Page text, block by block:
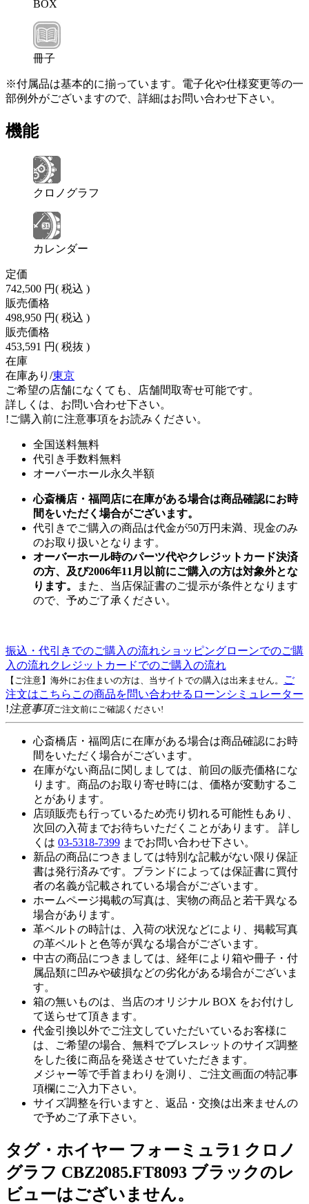
BOX
冊子
※付属品は基本的に揃っています。電子化や仕様変更等の一
部例外がございますので、詳細はお問い合わせ下さい。
機能
クロノグラフ
カレンダー
定価
742,500 円( 税込 )
販売価格
498,950 円( 税込 )
販売価格
453,591 円( 税抜 )
在庫
在庫あり/東京
ご希望の店舗になくても、店舗間取寄せ可能です。
詳しくは、お問い合わせ下さい。
!ご購入前に注意事項をお読みください。
全国送料無料
代引き手数料無料
オーバーホール永久半額
心斎橋店・福岡店に在庫がある場合は商品確認にお時
間をいただく場合がございます。
代引きでご購入の商品は代金が50万円未満、現金のみ
のお取り扱いとなります。
オーバーホール時のパーツ代やクレジットカード決済
の方、及び2006年11月以前にご購入の方は対象外とな
ります。
また、当店保証書のご提示が条件となります
ので、予めご了承ください。
振込・代引きでのご購入の流れショッピングローンでのご購
入の流れクレジットカードでのご購入の流れ
【ご注意】海外にお住まいの方は、当サイトでの購入は出来ません。
ご
注文はこちら この商品を問い合わせる ローンシミュレーター
!注意事項ご注文前にご確認ください!
心斎橋店・福岡店に在庫がある場合は商品確認にお時
間をいただく場合がございます。
在庫がない商品に関しましては、前回の販売価格にな
ります。商品のお取り寄せ時には、価格が変動するこ
とがあります。
店頭販売も行っているため売り切れる可能性もあり、
次回の入荷までお待ちいただくことがあります。 詳し
くは 03-5318-7399 までお問い合わせ下さい。
新品の商品につきましては特別な記載がない限り保証
書は発行済みです。ブランドによっては保証書に買付
者の名義が記載されている場合がございます。
ホームページ掲載の写真は、実物の商品と若干異なる
場合があります。
革ベルトの時計は、入荷の状況などにより、掲載写真
の革ベルトと色等が異なる場合がございます。
中古の商品につきましては、経年により箱や冊子・付
属品類に凹みや破損などの劣化がある場合がございま
す。
箱の無いものは、当店のオリジナル BOX をお付けし
て送らせて頂きます。
代金引換以外でご注文していただいているお客様に
は、ご希望の場合、無料でブレスレットのサイズ調整
をした後に商品を発送させていただきます。
メジャー等で手首まわりを測り、ご注文画面の特記事
項欄にご入力下さい。
サイズ調整を行いますと、返品・交換は出来ませんの
で予めご了承下さい。
タグ・ホイヤー フォーミュラ1 クロノ
グラフ CBZ2085.FT8093 ブラックのレ
ビューはございません。